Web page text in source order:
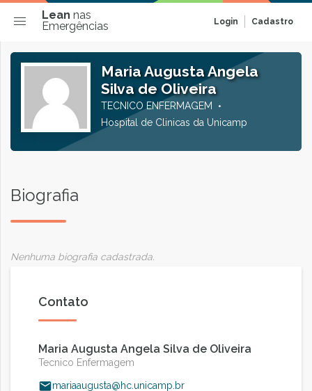
Lean nas
Emergências
Login Cadastro
Maria Augusta Angela
Silva de Oliveira
TECNICO ENFERMAGEM
Hospital de Clinicas da Unicamp
Biografia
Nenhuma biografia cadastrada.
Contato
Maria Augusta Angela Silva de Oliveira
Tecnico Enfermagem
mariaaugusta@hc.unicamp.br